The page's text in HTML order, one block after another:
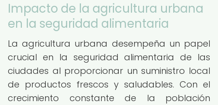
Impacto de la agricultura urbana
en la seguridad alimentaria
La agricultura urbana desempeña un papel
crucial en la seguridad alimentaria de las
ciudades al proporcionar un suministro local
de productos frescos y saludables. Con el
crecimiento constante de la población